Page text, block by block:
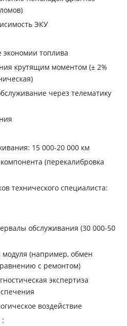
ЭКУ
экономии топлива
крутящим моментом (± 2%
через телематику
15 000-20 000 км
(перекалибровка
технического специалиста:
обслуживания (30 000-50
модуля (например, обмен
с ремонтом)
экспертиза
воздействие
‌: